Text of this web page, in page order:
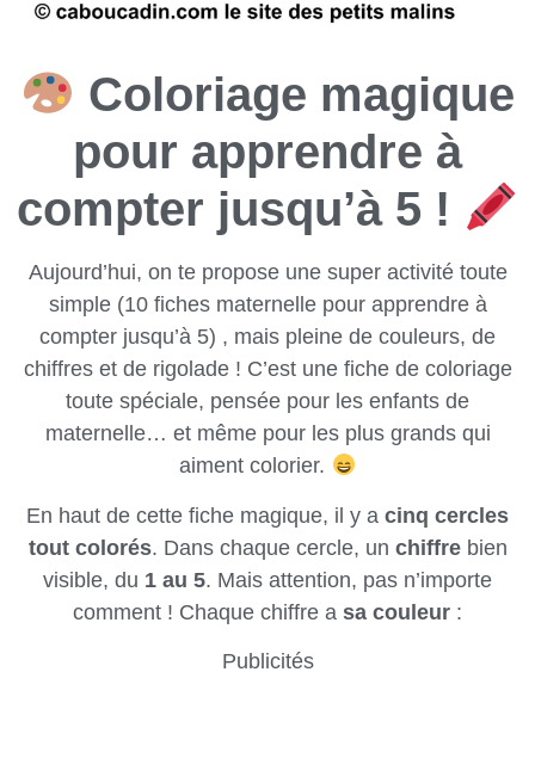
Coloriage magique
pour apprendre à
compter jusqu’à 5 !
Aujourd’hui, on te propose une super activité toute
simple (10 fiches maternelle pour apprendre à
compter jusqu’à 5) , mais pleine de couleurs, de
chiffres et de rigolade ! C’est une fiche de coloriage
toute spéciale, pensée pour les enfants de
maternelle… et même pour les plus grands qui
aiment colorier.
En haut de cette fiche magique, il y a cinq cercles
tout colorés. Dans chaque cercle, un chiffrebien
visible, du 1 au 5. Mais attention, pas n’importe
comment ! Chaque chiffre a sa couleur :
Publicités